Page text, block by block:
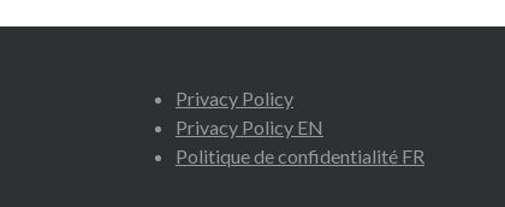
Privacy Policy
Privacy Policy EN
Politique de confidentialité FR